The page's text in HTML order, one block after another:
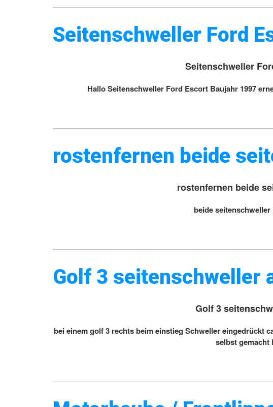
Seitenschweller Ford
Seitenschweller
Hallo Seitenschweller Ford Escort Baujahr 1997
rostenfernen beide
rostenfernen beide
beide
Golf 3 seitenschweller
Golf 3
bei einem golf 3 rechts beim einstieg Schweller eingedrückt
selbst gemacht